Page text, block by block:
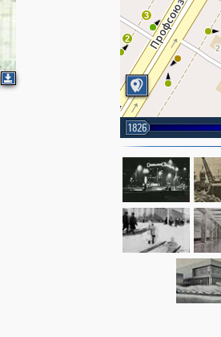
2
3
1826